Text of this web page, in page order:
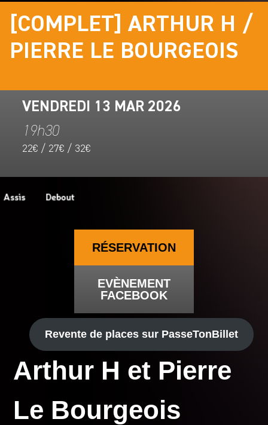
[COMPLET] ARTHUR H /
PIERRE LE BOURGEOIS
VENDREDI 13 MAR 2026
19h30
22€ / 27€ / 32€
RÉSERVATION
EVÈNEMENT
FACEBOOK
Revente de places sur PasseTonBillet
Arthur H et Pierre
Le Bourgeois